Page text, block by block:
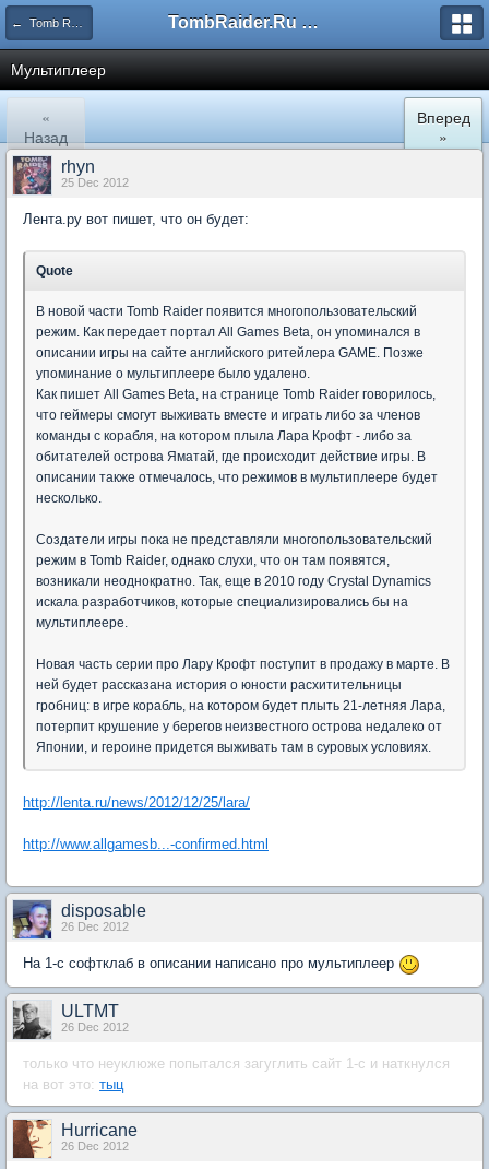
← Tomb Raider (2013) TombRaider.Ru - Форумы
Мультиплеер
«
Назад
Вперед
»
rhyn
25 Dec 2012
Лента.ру вот пишет, что он будет:
Quote
В новой части Tomb Raider появится многопользовательский
режим. Как передает портал All Games Beta, он упоминался в
описании игры на сайте английского ритейлера GAME. Позже
упоминание о мультиплеере было удалено.
Как пишет All Games Beta, на странице Tomb Raider говорилось,
что геймеры смогут выживать вместе и играть либо за членов
команды с корабля, на котором плыла Лара Крофт - либо за
обитателей острова Яматай, где происходит действие игры. В
описании также отмечалось, что режимов в мультиплеере будет
несколько.
Создатели игры пока не представляли многопользовательский
режим в Tomb Raider, однако слухи, что он там появятся,
возникали неоднократно. Так, еще в 2010 году Crystal Dynamics
искала разработчиков, которые специализировались бы на
мультиплеере.
Новая часть серии про Лару Крофт поступит в продажу в марте. В
ней будет рассказана история о юности расхитительницы
гробниц: в игре корабль, на котором будет плыть 21-летняя Лара,
потерпит крушение у берегов неизвестного острова недалеко от
Японии, и героине придется выживать там в суровых условиях.
http://lenta.ru/news/2012/12/25/lara/
http://www.allgamesb...-confirmed.html
disposable
26 Dec 2012
На 1-с софтклаб в описании написано про мультиплеер
ULTMT
26 Dec 2012
только что неуклюже попытался загуглить сайт 1-с и наткнулся
на вот это: тыц
Hurricane
26 Dec 2012